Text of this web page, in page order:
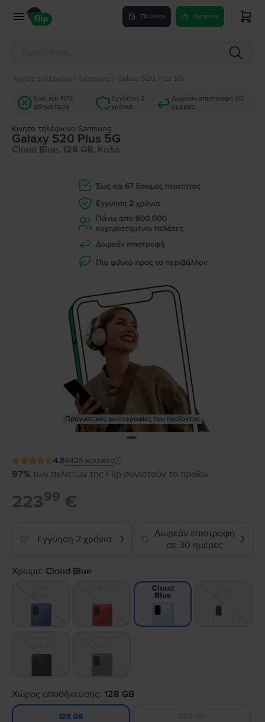
Πούλησε Αγόρασε
Κινητά τηλέφωνα Samsung Galaxy S20 Plus 5G
Έως και 40%
φθηνότερα
Εγγύηση 2
χρόνια
Δωρεάν επιστροφή 30
ημέρες
Κινητό τηλέφωνο Samsung
Galaxy S20 Plus 5G
Cloud Blue, 128 GB, Καλό
Πραγματικές φωτογραφίες του προϊόντος
4.84425 κριτικές
97% των πελατών της Flip συνιστούν το προϊόν
22399 €
Εγγύηση 2 χρόνια ❯
Δωρεάν επιστροφή
σε 30 ημέρες
❯
Χρώμα: Cloud Blue
Cloud
Blue
Χώρος αποθήκευσης: 128 GB
128 GB